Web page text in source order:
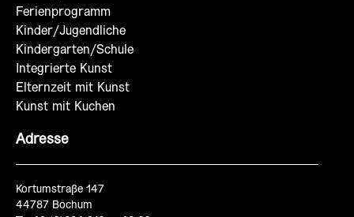
Ferienprogramm
Kinder/Jugendliche
Kindergarten/Schule
Integrierte Kunst
Elternzeit mit Kunst
Kunst mit Kuchen
Adresse
Kortumstraße 147
44787 Bochum